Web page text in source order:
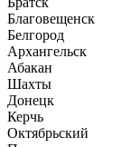
Благовещенск
Белгород
Архангельск
Абакан
Шахты
Донецк
Керчь
Октябрьский